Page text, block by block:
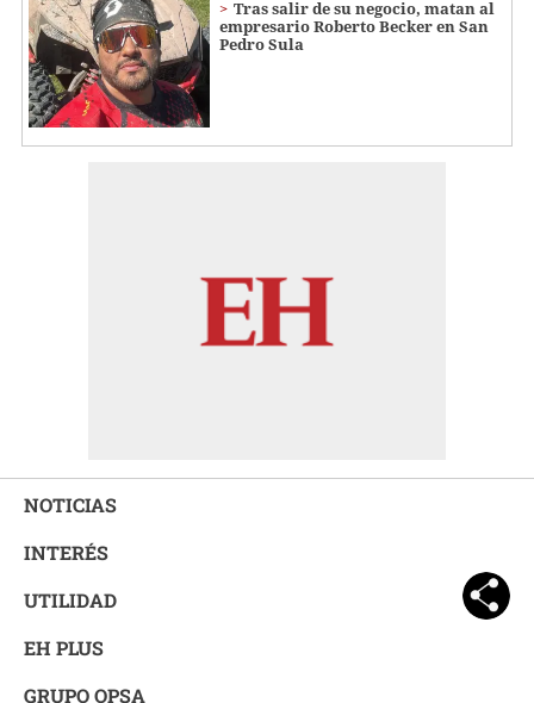
Tras salir de su negocio, matan al
empresario Roberto Becker en San
Pedro Sula
NOTICIAS
INTERÉS
UTILIDAD
EH PLUS
GRUPO OPSA